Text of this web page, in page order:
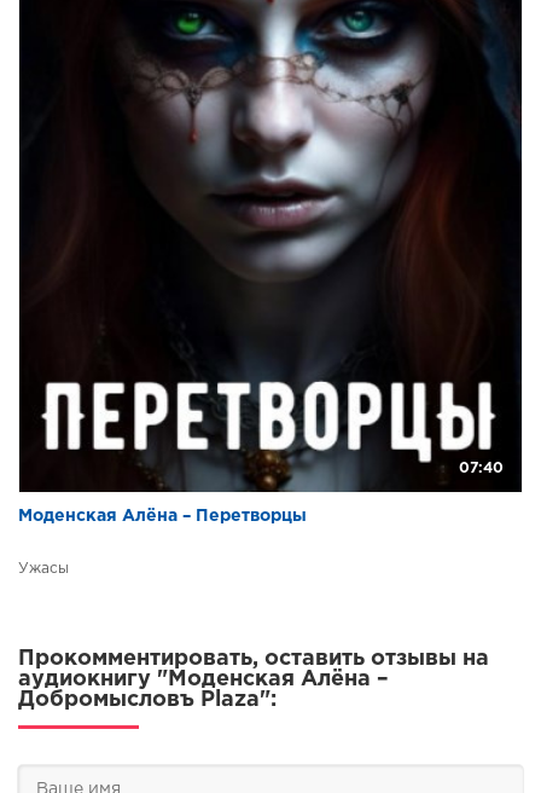
07:40
Моденская Алёна – Перетворцы
Ужасы
Прокомментировать, оставить отзывы на
аудиокнигу "Моденская Алёна –
Добромысловъ Plaza":